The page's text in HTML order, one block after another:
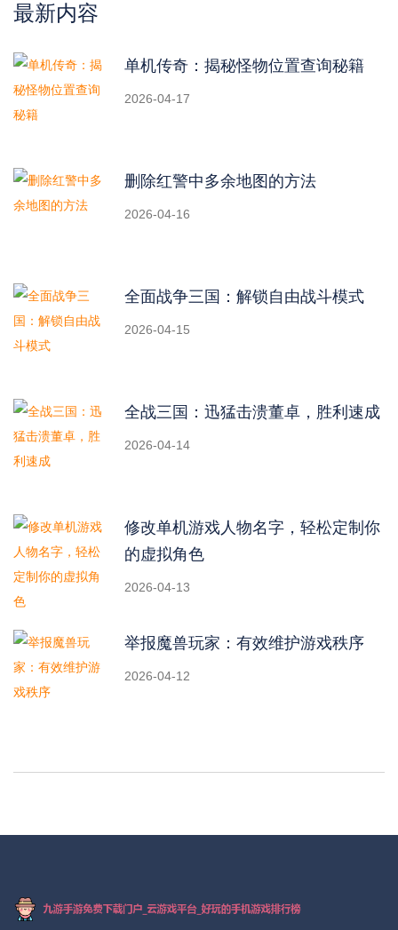
最新内容
单机传奇：揭秘怪物位置查询秘籍
2026-04-17
删除红警中多余地图的方法
2026-04-16
全面战争三国：解锁自由战斗模式
2026-04-15
全战三国：迅猛击溃董卓，胜利速成
2026-04-14
修改单机游戏人物名字，轻松定制你
的虚拟角色
2026-04-13
举报魔兽玩家：有效维护游戏秩序
2026-04-12